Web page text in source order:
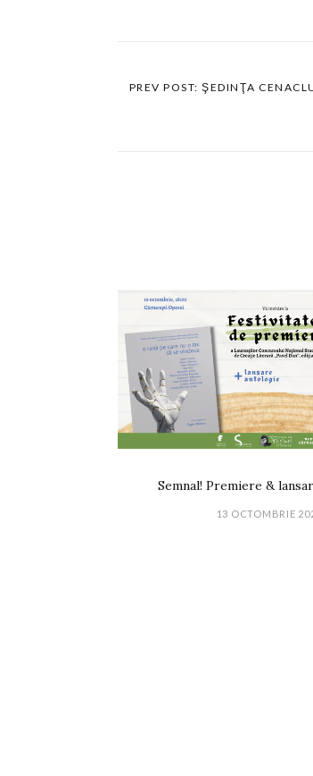
PREV POST: ŞEDINŢA
Semnal! Premiere &
13 OCTOMBRIE